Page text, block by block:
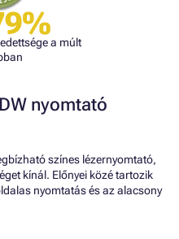
a múlt
nyomtató
színes lézernyomtató,
kínál. Előnyei közé tartozik
nyomtatás és az alacsony